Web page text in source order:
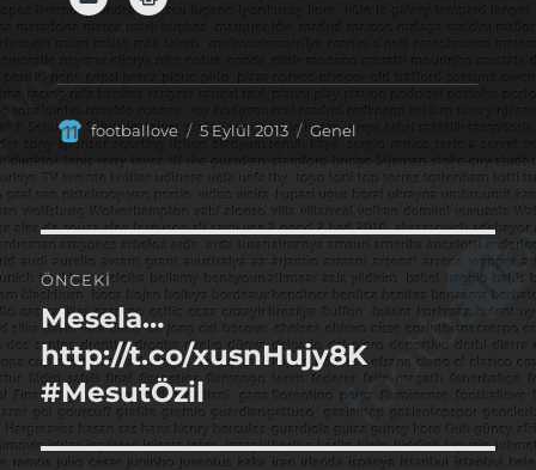
Yazar
footballove
Yayın
5 Eylül 2013 Kategoriler
Genel
Yazı
gezinmesi
ÖNCEKI
Önceki
yazı:
Mesela…
http://t.co/xusnHujy8K
#MesutÖzil